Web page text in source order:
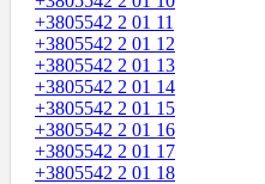
+3805542 2 01 11
+3805542 2 01 12
+3805542 2 01 13
+3805542 2 01 14
+3805542 2 01 15
+3805542 2 01 16
+3805542 2 01 17
+3805542 2 01 18